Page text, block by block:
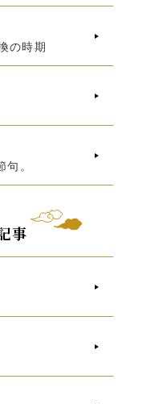
の時期
句。
事